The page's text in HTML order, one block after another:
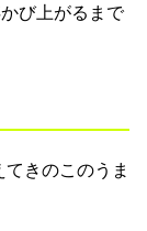
び上がるまで
きのこのうま